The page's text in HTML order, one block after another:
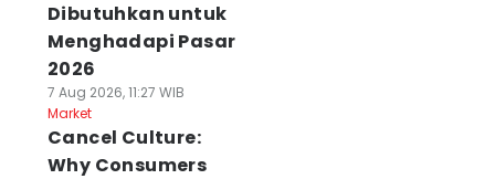
Dibutuhkan untuk
Menghadapi Pasar
2026
7 Aug 2026, 11:27 WIB
Market
Cancel Culture:
Why Consumers